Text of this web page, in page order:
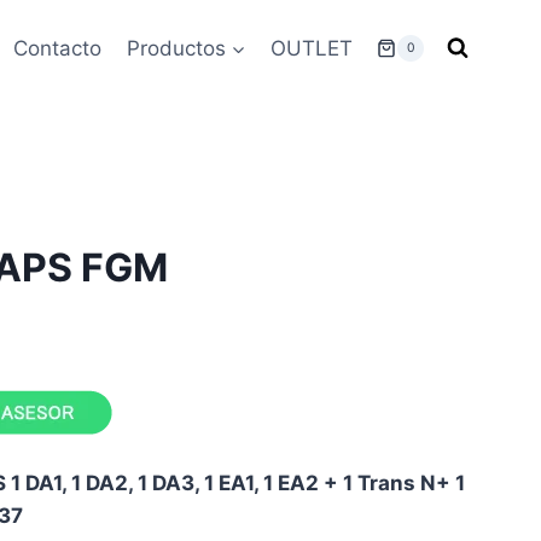
Contacto Productos OUTLET 0
FGM
DA1, 1 DA2, 1 DA3, 1 EA1, 1 EA2 + 1 Trans N+ 1